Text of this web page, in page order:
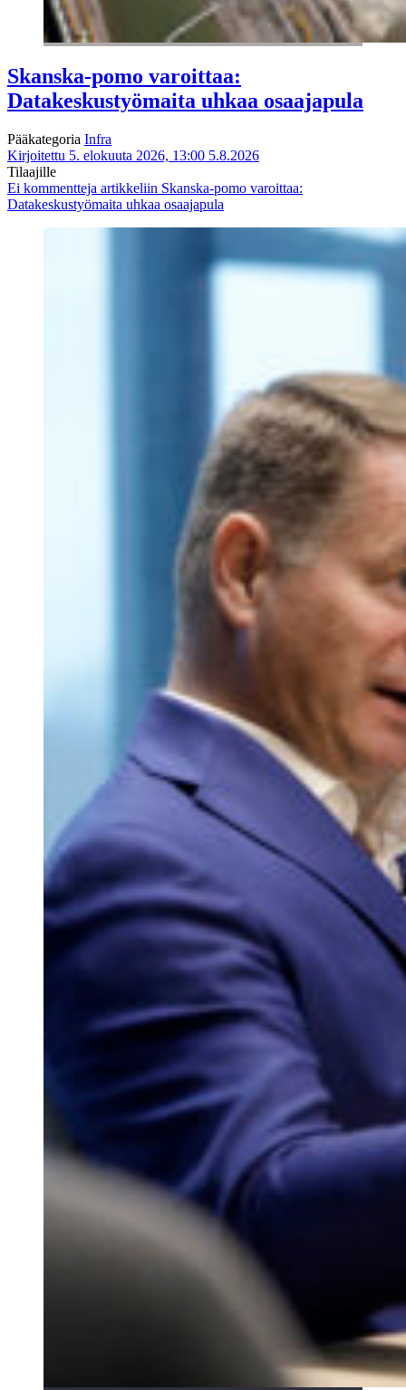
Skanska-pomo varoittaa:
Datakeskustyömaita uhkaa osaajapula
Pääkategoria Infra
Kirjoitettu 5. elokuuta 2026, 13:00 5.8.2026
Tilaajille
Ei kommentteja artikkeliin Skanska-pomo varoittaa:
Datakeskustyömaita uhkaa osaajapula